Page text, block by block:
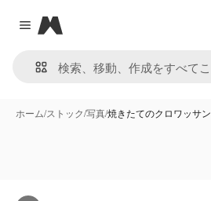
Close menu
Magnific
ホーム/ストック/写真/焼きたてのクロワッサン